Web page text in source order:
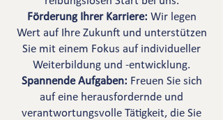
Förderung Ihrer Karriere: Wir legen
Wert auf Ihre Zukunft und unterstützen
Sie mit einem Fokus auf individueller
Weiterbildung und -entwicklung.
Spannende Aufgaben: Freuen Sie sich
auf eine herausfordernde und
verantwortungsvolle Tätigkeit, die Sie